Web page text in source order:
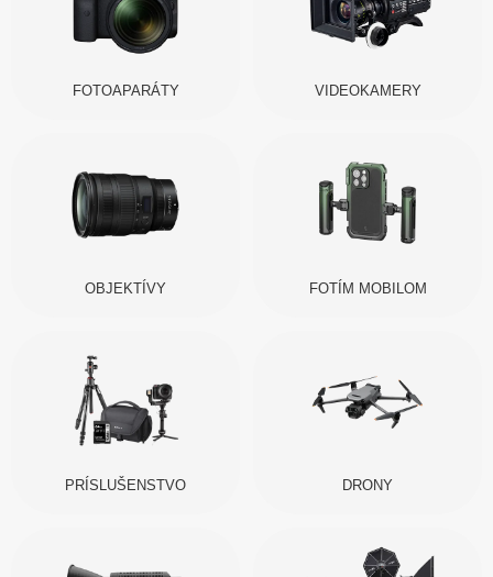
FOTOAPARÁTY VIDEOKAMERY
OBJEKTÍVY FOTÍM MOBILOM
PRÍSLUŠENSTVO DRONY